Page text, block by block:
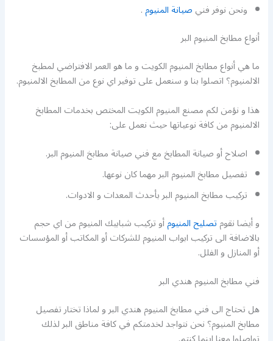
ونحن نوفر فنيصيانة المنيوم.
أنواع مطابخ المنيوم البر
ما هي أنواع مطابخ المنيوم الكويت و ما هو العمر الافتراضي لمطبخ
الالمنيوم؟ اتصلوا بنا و سنعمل على توفير اي نوع من المطابخ الالمنيوم.
هذا و نؤمن لكم مصنع المنيوم الكويت المختص بخدمات المطابخ
الالمنيوم من كافة نوعياتها حيث نعمل على:
اصلاح أو صيانة المطابخ مع فني صيانة مطابخ المنيوم البر.
تفصيل مطابخ المنيوم البر مهما كان نوعها.
تركيب مطابخ المنيوم البر بأحدث المعدات و الادوات.
و أيضا نقومتصليح المنيومأو تركيب شبابيك المنيوم من اي حجم
بالاضافة الى تركيب ابواب المنيوم للشركات أو المكاتب أو المؤسسات
أو المنازل و الفلل.
فني مطابخ المنيوم هندي البر
هل تحتاج الى فني مطابخ المنيوم هندي البر و لماذا تختار تفصيل
مطابخ المنيوم؟ نحن نتواجد لخدمتكم في كافة مناطق البر لذلك